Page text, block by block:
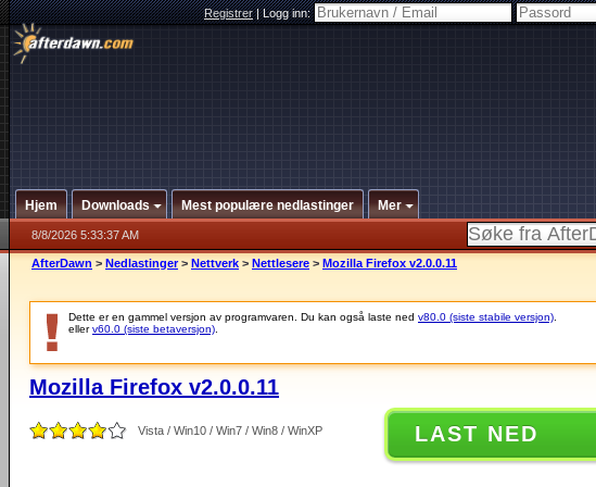
Registrer|Logg inn:
Hjem Downloads Mest populære nedlastinger Mer
8/8/2026 5:33:37 AM
AfterDawn > Nedlastinger > Nettverk > Nettlesere > Mozilla Firefox v2.0.0.11
Dette er en gammel versjon av programvaren. Du kan også laste ned v80.0 (siste stabile versjon)
ellerv60.0 (siste betaversjon)
Mozilla Firefox v2.0.0.11
Vista / Win10 / Win7 / Win8 / WinXP LAST NED